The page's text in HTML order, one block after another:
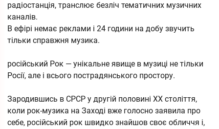
радіостанція, транслює безліч тематичних музичних
каналів.
В ефірі немає реклами і 24 години на добу звучить
тільки справжня музика.
російський Рок — унікальне явище в музиці не тільки
Росії, але і всього пострадянського простору.
Зародившись в СРСР у другій половині XX століття,
коли рок-музика на Заході вже голосно заявила про
себе, російський рок швидко знайшов своє обличчя і,